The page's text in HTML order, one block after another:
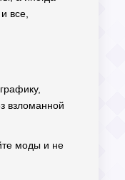
все,
взломанной
моды и не